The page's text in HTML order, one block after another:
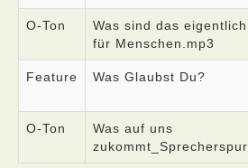
O-Ton
Was sind das eigentlich
für Menschen.mp3
Feature Was Glaubst Du?
O-Ton
Was auf uns
zukommt_Sprecherspur